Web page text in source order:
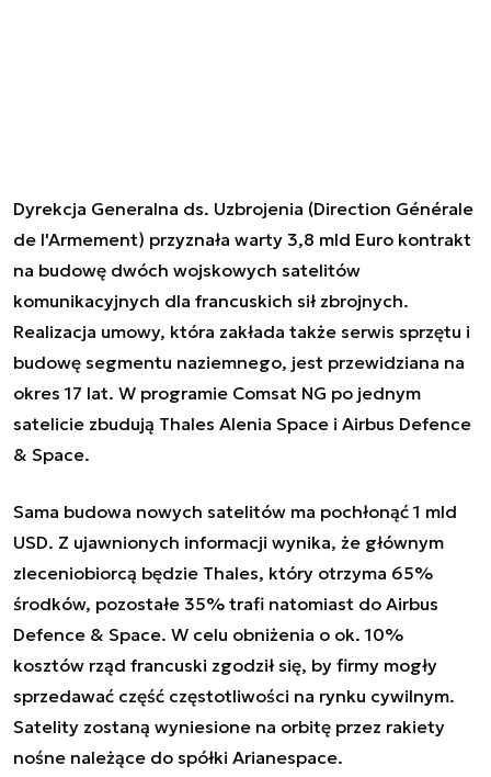
Dyrekcja Generalna ds. Uzbrojenia (Direction Générale
de l'Armement) przyznała warty 3,8 mld Euro kontrakt
na budowę dwóch wojskowych satelitów
komunikacyjnych dla francuskich sił zbrojnych.
Realizacja umowy, która zakłada także serwis sprzętu i
budowę segmentu naziemnego, jest przewidziana na
okres 17 lat. W programie Comsat NG po jednym
satelicie zbudują Thales Alenia Space i Airbus Defence
& Space.
Sama budowa nowych satelitów ma pochłonąć 1 mld
USD. Z ujawnionych informacji wynika, że głównym
zleceniobiorcą będzie Thales, który otrzyma 65%
środków, pozostałe 35% trafi natomiast do Airbus
Defence & Space. W celu obniżenia o ok. 10%
kosztów rząd francuski zgodził się, by firmy mogły
sprzedawać część częstotliwości na rynku cywilnym.
Satelity zostaną wyniesione na orbitę przez rakiety
nośne należące do spółki Arianespace.